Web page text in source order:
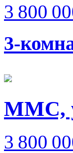
3 800
3-
ММС,
3 800